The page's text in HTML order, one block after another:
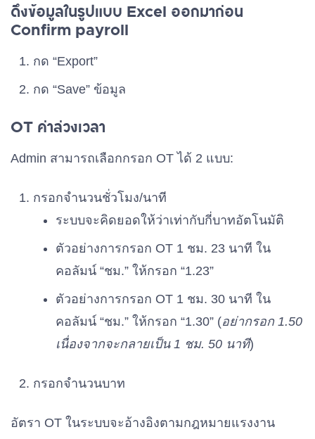
ดึงข้อมูลในรูปแบบ Excel ออกมาก่อน
Confirm payroll
กด “Export”
กด “Save” ข้อมูล
OT ค่าล่วงเวลา
Admin สามารถเลือกกรอก OT ได้ 2 แบบ:
กรอกจำนวนชั่วโมง/นาที
ระบบจะคิดยอดให้ว่าเท่ากับกี่บาทอัตโนมัติ
ตัวอย่างการกรอก OT 1 ชม. 23 นาที ใน
คอลัมน์ “ชม.” ให้กรอก “1.23”
ตัวอย่างการกรอก OT 1 ชม. 30 นาที ใน
คอลัมน์ “ชม.” ให้กรอก “1.30” (อย่ากรอก 1.50
เนื่องจากจะกลายเป็น 1 ชม. 50 นาที)
กรอกจำนวนบาท
อัตรา OT ในระบบจะอ้างอิงตามกฎหมายแรงงาน